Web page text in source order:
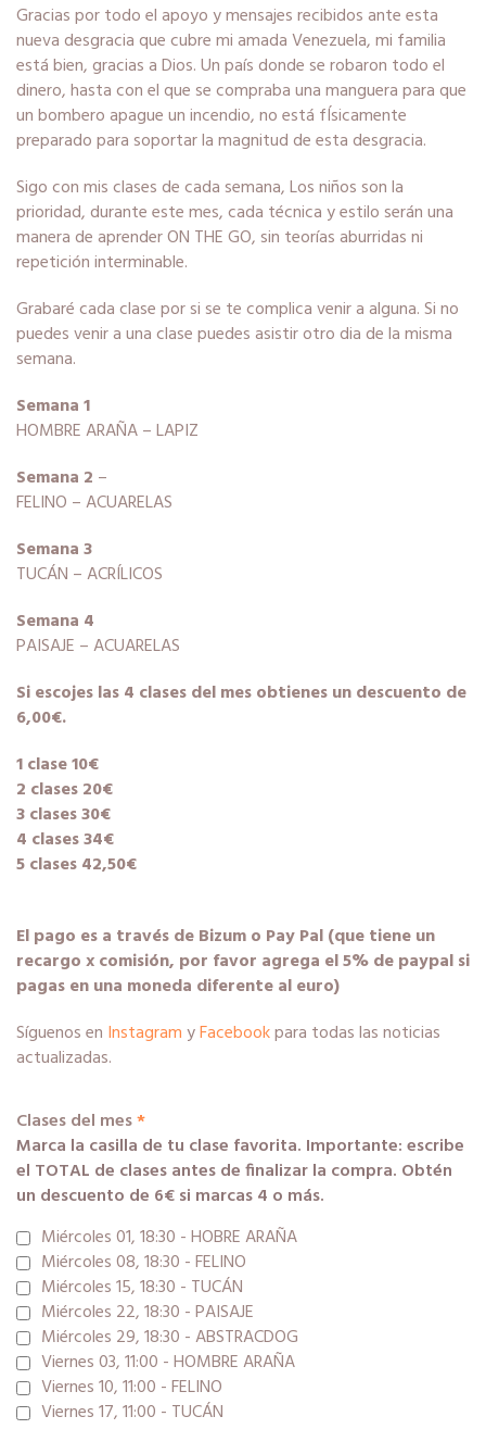
Gracias por todo el apoyo y mensajes recibidos ante esta
nueva desgracia que cubre mi amada Venezuela, mi familia
está bien, gracias a Dios. Un país donde se robaron todo el
dinero, hasta con el que se compraba una manguera para que
un bombero apague un incendio, no está fÍsicamente
preparado para soportar la magnitud de esta desgracia.
Sigo con mis clases de cada semana, Los niños son la
prioridad, durante este mes, cada técnica y estilo serán una
manera de aprender ON THE GO, sin teorías aburridas ni
repetición interminable.
Grabaré cada clase por si se te complica venir a alguna. Si no
puedes venir a una clase puedes asistir otro dia de la misma
semana.
Semana 1
HOMBRE ARAÑA – LAPIZ
Semana 2 –
FELINO – ACUARELAS
Semana 3
TUCÁN – ACRÍLICOS
Semana 4
PAISAJE – ACUARELAS
Si escojes las 4 clases del mes obtienes un descuento de
6,00€.
1 clase 10€
2 clases 20€
3 clases 30€
4 clases 34€
5 clases 42,50€
El pago es a través de Bizum o Pay Pal (que tiene un
recargo x comisión, por favor agrega el 5% de paypal si
pagas en una moneda diferente al euro)
Síguenos en InstagramyFacebookpara todas las noticias
actualizadas.
Clases del mes*
Marca la casilla de tu clase favorita. Importante: escribe
el TOTAL de clases antes de finalizar la compra. Obtén
un descuento de 6€ si marcas 4 o más.
Miércoles 01, 18:30 - HOBRE ARAÑA
Miércoles 08, 18:30 - FELINO
Miércoles 15, 18:30 - TUCÁN
Miércoles 22, 18:30 - PAISAJE
Miércoles 29, 18:30 - ABSTRACDOG
Viernes 03, 11:00 - HOMBRE ARAÑA
Viernes 10, 11:00 - FELINO
Viernes 17, 11:00 - TUCÁN